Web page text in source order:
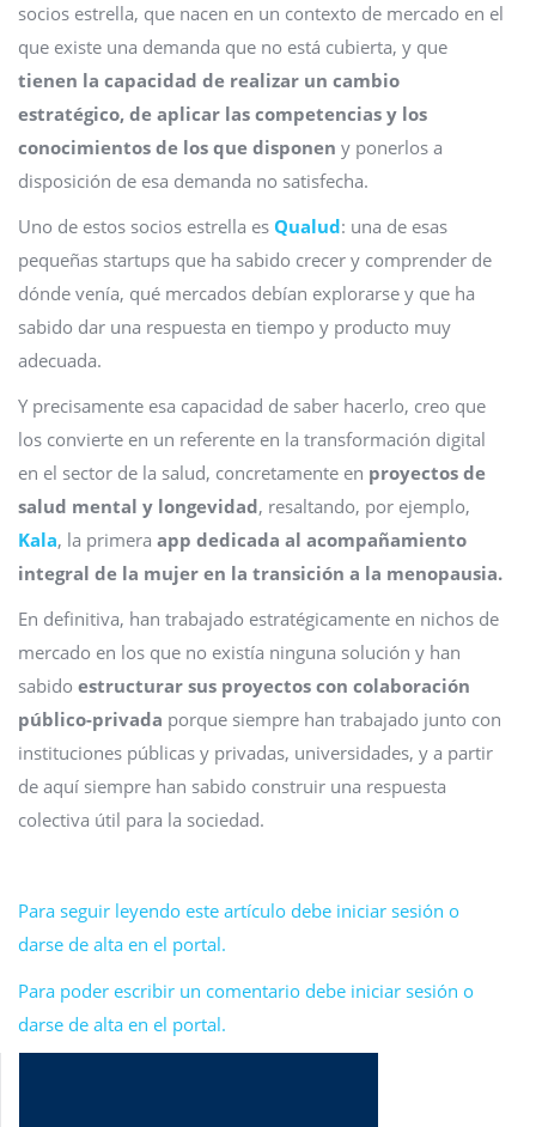
socios estrella, que nacen en un contexto de mercado en el
que existe una demanda que no está cubierta, y que
tienen la capacidad de realizar un cambio
estratégico, de aplicar las competencias y los
conocimientos de los que disponen y ponerlos a
disposición de esa demanda no satisfecha.
Uno de estos socios estrella es Qualud: una de esas
pequeñas startups que ha sabido crecer y comprender de
dónde venía, qué mercados debían explorarse y que ha
sabido dar una respuesta en tiempo y producto muy
adecuada.
Y precisamente esa capacidad de saber hacerlo, creo que
los convierte en un referente en la transformación digital
en el sector de la salud, concretamente en proyectos de
salud mental y longevidad, resaltando, por ejemplo,
Kala, la primera app dedicada al acompañamiento
integral de la mujer en la transición a la menopausia.
En definitiva, han trabajado estratégicamente en nichos de
mercado en los que no existía ninguna solución y han
sabido estructurar sus proyectos con colaboración
público-privada porque siempre han trabajado junto con
instituciones públicas y privadas, universidades, y a partir
de aquí siempre han sabido construir una respuesta
colectiva útil para la sociedad.
Para seguir leyendo este artículo debe iniciar sesión o
darse de alta en el portal.
Para poder escribir un comentario debe iniciar sesión o
darse de alta en el portal.